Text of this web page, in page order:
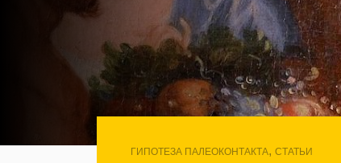
ГИПОТЕЗА ПАЛЕОКОНТАКТА, СТАТЬИ